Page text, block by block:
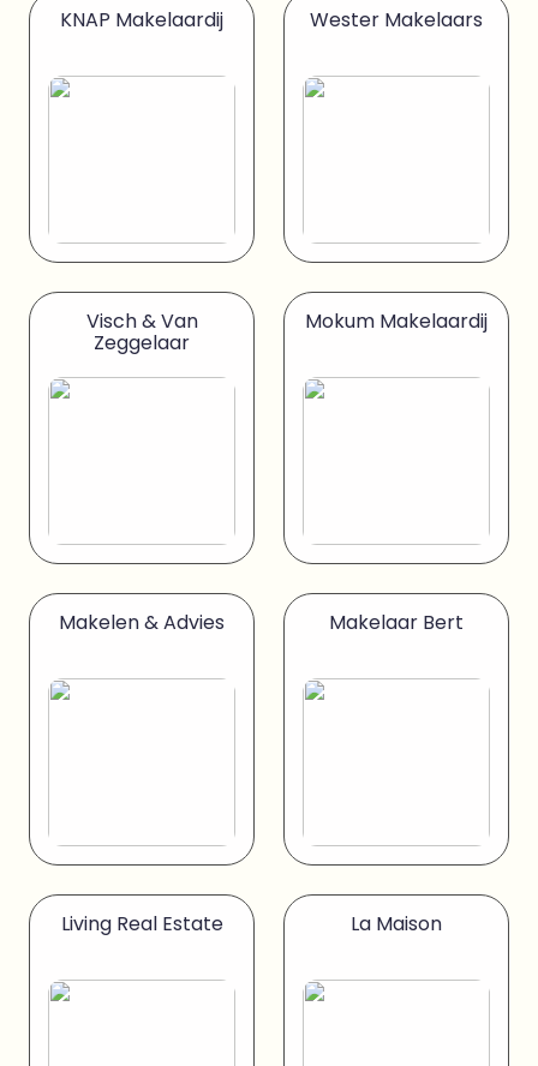
KNAP Makelaardij Wester Makelaars
Visch & Van
Zeggelaar
Mokum Makelaardij
Makelen & Advies Makelaar Bert
Living Real Estate La Maison